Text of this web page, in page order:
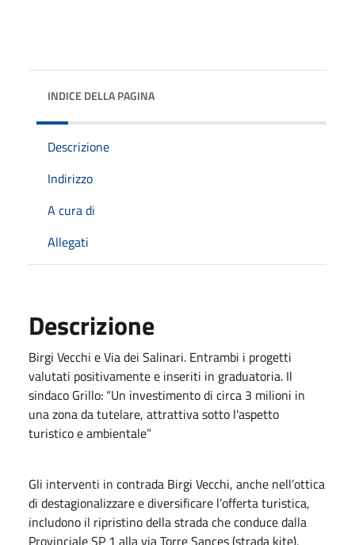
INDICE DELLA PAGINA
Descrizione
Indirizzo
A cura di
Allegati
Descrizione
Birgi Vecchi e Via dei Salinari. Entrambi i progetti
valutati positivamente e inseriti in graduatoria. Il
sindaco Grillo: “Un investimento di circa 3 milioni in
una zona da tutelare, attrattiva sotto l'aspetto
turistico e ambientale”
Gli interventi in contrada Birgi Vecchi, anche nell’ottica
di destagionalizzare e diversificare l’offerta turistica,
includono il ripristino della strada che conduce dalla
Provinciale SP 1 alla via Torre Sances (strada kite),